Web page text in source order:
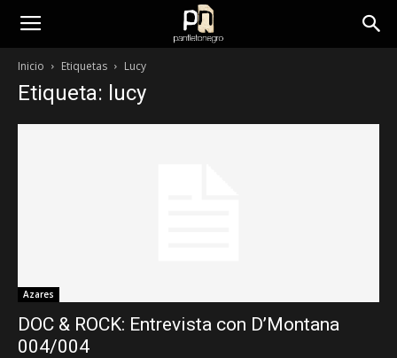
panfletonegro
Inicio Etiquetas Lucy
Etiqueta: lucy
Azares
DOC & ROCK: Entrevista con D’Montana
004/004